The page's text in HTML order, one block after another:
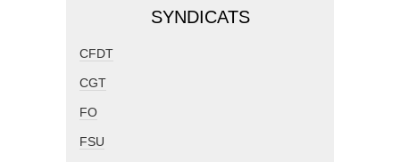
SYNDICATS
CFDT
CGT
FO
FSU